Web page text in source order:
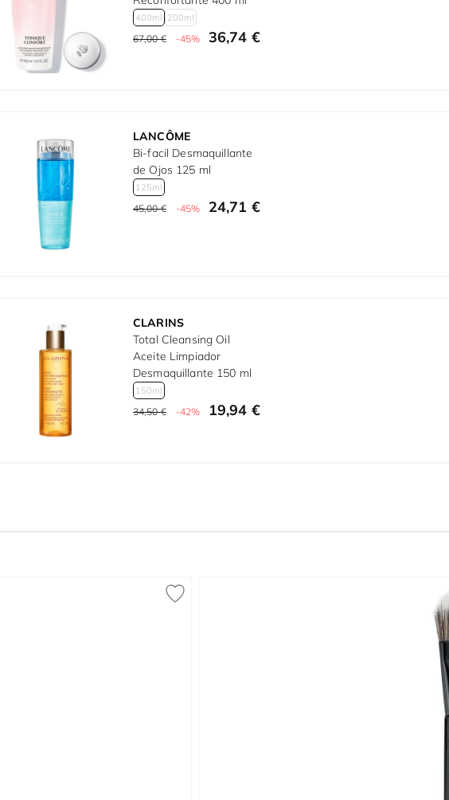
400ml 200ml
67,00 € -45% 36,74 €
LANCÔME
Bi-facil Desmaquillante
de Ojos 125 ml
125ml
45,00 € -45% 24,71 €
CLARINS
Total Cleansing Oil
Aceite Limpiador
Desmaquillante 150 ml
150ml
34,50 € -42% 19,94 €